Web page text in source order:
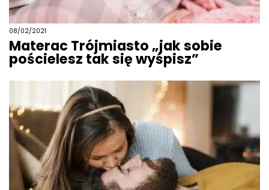
08/02/2021
Materac Trójmiasto „jak sobie
pościelesz tak się wyśpisz”